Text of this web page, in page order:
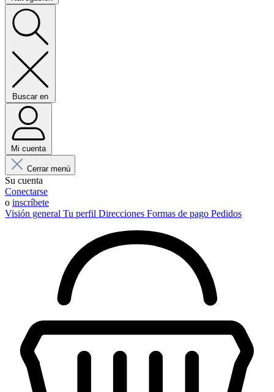
Buscar en
Mi cuenta
Cerrar menú
Su cuenta
Conectarse
o inscríbete
Visión general Tu perfil Direcciones Formas de pago Pedidos